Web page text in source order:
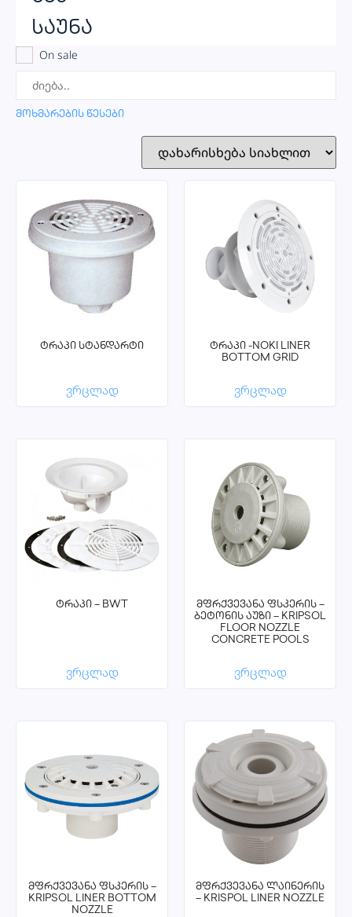
საუნა
On sale
მოხმარების წესები
ტრაპი სტანდარტი
ვრცლად
ტრაპი -NOKI LINER
BOTTOM GRID
ვრცლად
ტრაპი – BWT
ვრცლად
მფრქვევანა ფსკერის –
ბეტონის აუზი – KRIPSOL
FLOOR NOZZLE
CONCRETE POOLS
ვრცლად
მფრქვევანა ფსკერის –
KRIPSOL LINER BOTTOM
NOZZLE
მფრქვევანა ლაინერის
– KRISPOL LINER NOZZLE